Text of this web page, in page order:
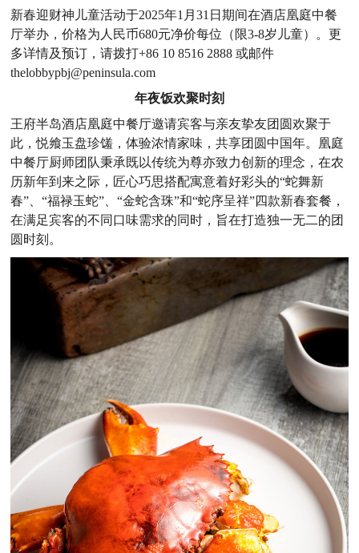
新春迎财神儿童活动于2025年1月31日期间在酒店凰庭中餐
厅举办，价格为人民币680元净价每位（限3-8岁儿童）。更
多详情及预订，请拨打+86 10 8516 2888 或邮件
thelobbypbj@peninsula.com
年夜饭欢聚时刻
王府半岛酒店凰庭中餐厅邀请宾客与亲友挚友团圆欢聚于
此，悦飨玉盘珍馐，体验浓情家味，共享团圆中国年。凰庭
中餐厅厨师团队秉承既以传统为尊亦致力创新的理念，在农
历新年到来之际，匠心巧思搭配寓意着好彩头的“蛇舞新
春”、“福禄玉蛇”、“金蛇含珠”和“蛇序呈祥”四款新春套餐，
在满足宾客的不同口味需求的同时，旨在打造独一无二的团
圆时刻。